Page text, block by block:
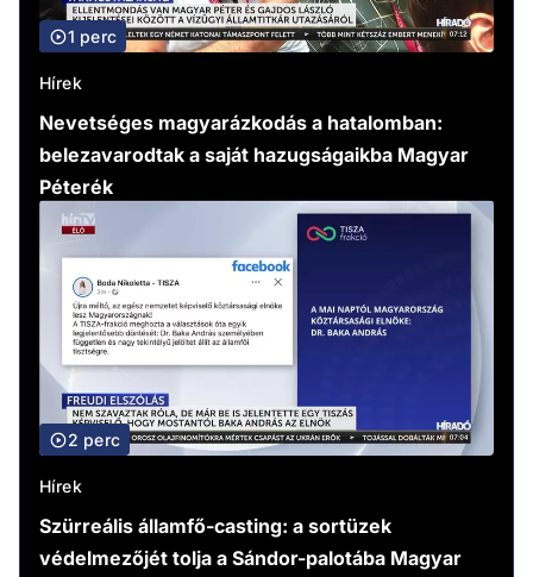
1 perc
Hírek
Nevetséges magyarázkodás a hatalomban:
belezavarodtak a saját hazugságaikba Magyar
Péterék
2 perc
Hírek
Szürreális államfő-casting: a sortüzek
védelmezőjét tolja a Sándor-palotába Magyar